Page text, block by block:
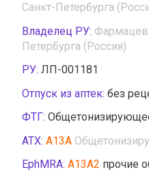
Санкт-Петербурга
Владелец РУ:
Петербурга (Россия)
РУ: ЛП-001181
Отпуск из аптек: без
ФТГ:
АТХ: A13A
EphMRA: A13A2 прочие